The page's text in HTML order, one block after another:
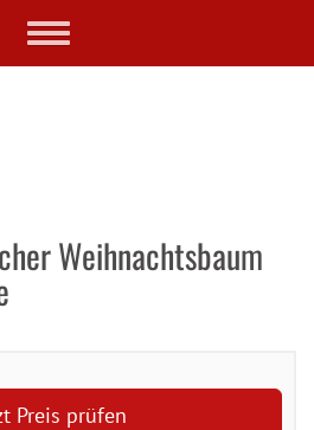
Toggle
Weihnachtsbaum
Preis prüfen